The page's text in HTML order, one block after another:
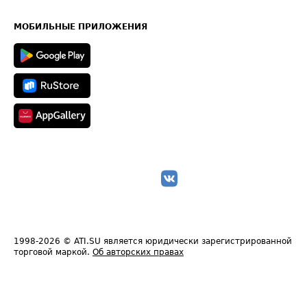
Техническая информация
МОБИЛЬНЫЕ ПРИЛОЖЕНИЯ
1998-2026 © ATI.SU является юридически зарегистрированной
торговой маркой. Об авторских правах